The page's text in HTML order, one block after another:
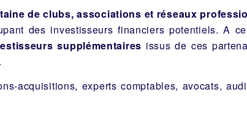
de clubs, associations et réseaux
des investisseurs financiers potentiels. A
supplémentaires issus de ces
acquisitions, experts comptables, avocats,